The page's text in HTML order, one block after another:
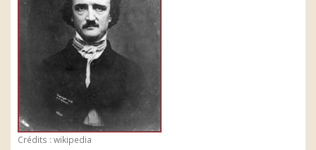
Crédits : wikipedia